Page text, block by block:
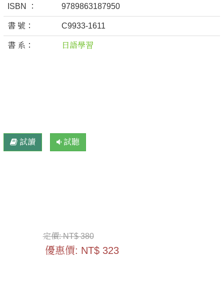
ISBN ： 9789863187950
書 號： C9933-1611
書 系： 日語學習
試讀 試聽
定價:NT$ 380
優惠價: NT$ 323